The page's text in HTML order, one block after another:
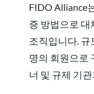
FIDO Alliance
증 방법으로 대
조직입니다. 규
명의 회원으로
너 및 규제 기